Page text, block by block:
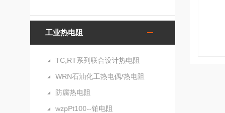
工业热电阻
TC,RT系列联合设计热电阻
WRN石油化工热电偶/热电阻
防腐热电阻
wzpPt100--铂电阻